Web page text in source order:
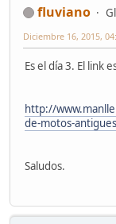
fluviano
Diciembre 16, 2015,
Es el día 3. El link
http://
de-motos-
Saludos.